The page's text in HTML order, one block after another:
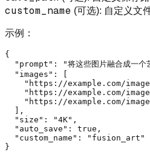
custom_name (可选): 自定义文
示例：
{
"prompt" : "将这些图片融合成一个
"images" :
[
"https://example.com/
"https://example.com/
"https://example.com/
] ,
"size" : "4K" ,
"auto_save" : true ,
"custom_name" :
"fusion_art"
}